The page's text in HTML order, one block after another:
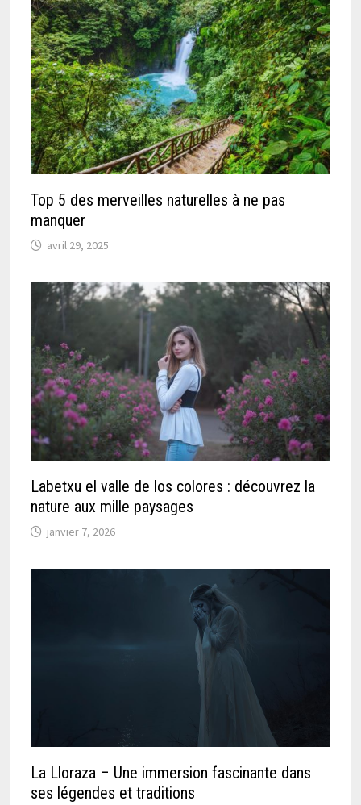
Top 5 des merveilles naturelles à ne pas
manquer
avril 29, 2025
Labetxu el valle de los colores : découvrez la
nature aux mille paysages
janvier 7, 2026
La Lloraza – Une immersion fascinante dans
ses légendes et traditions